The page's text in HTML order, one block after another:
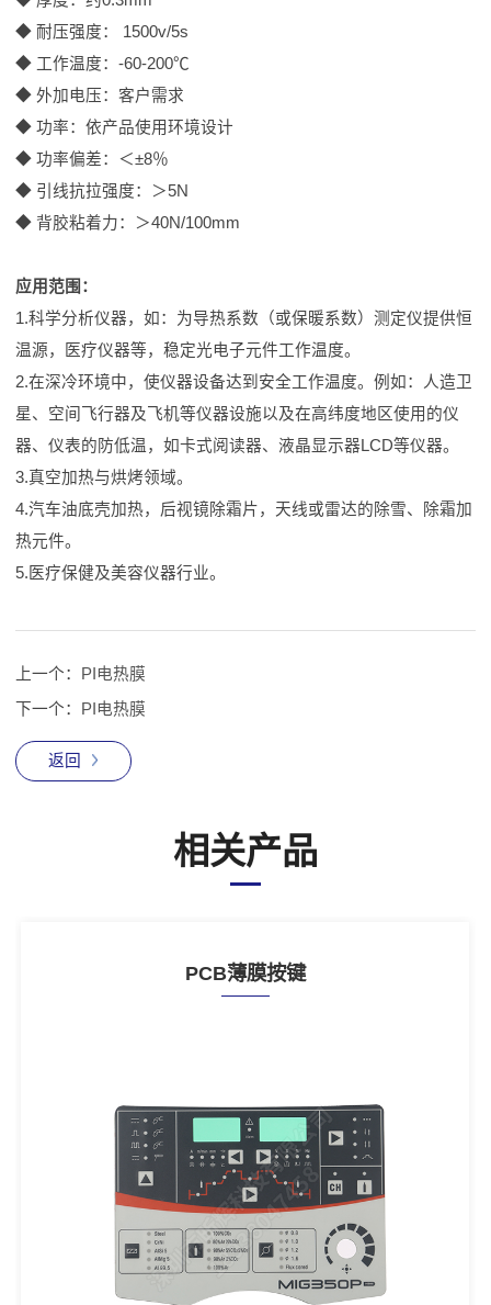
◆ 耐压强度： 1500v/5s
◆ 工作温度：-60-200℃
◆ 外加电压：客户需求
◆ 功率：依产品使用环境设计
◆ 功率偏差：＜±8％
◆ 引线抗拉强度：＞5N
◆ 背胶粘着力：＞40N/100mm
应用范围：
1.科学分析仪器，如：为导热系数（或保暖系数）测定仪提供恒
温源，医疗仪器等，稳定光电子元件工作温度。
2.在深冷环境中，使仪器设备达到安全工作温度。例如：人造卫
星、空间飞行器及飞机等仪器设施以及在高纬度地区使用的仪
器、仪表的防低温，如卡式阅读器、液晶显示器LCD等仪器。
3.真空加热与烘烤领域。
4.汽车油底壳加热，后视镜除霜片，天线或雷达的除雪、除霜加
热元件。
5.医疗保健及美容仪器行业。
上一个：
PI电热膜
下一个：
PI电热膜
返回
相关产品
PCB薄膜按键